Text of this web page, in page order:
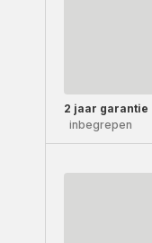
2 jaar garantie
inbegrepen